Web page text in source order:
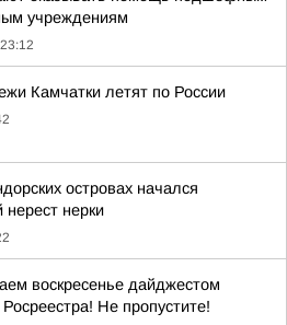
учреждениям
Камчатки летят по России
островах начался
нерест нерки
воскресенье дайджестом
Росреестра! Не пропустите!